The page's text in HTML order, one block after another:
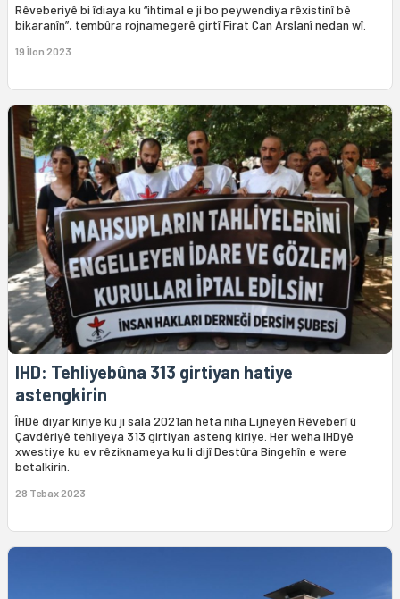
Rêveberiyê bi îdiaya ku “ihtimal e ji bo peywendiya rêxistinî bê
bikaranîn”, tembûra rojnamegerê girtî Firat Can Arslanî nedan wî.
19 Îlon 2023
IHD: Tehliyebûna 313 girtiyan hatiye
astengkirin
ÎHDê diyar kiriye ku ji sala 2021an heta niha Lijneyên Rêveberî û
Çavdêriyê tehliyeya 313 girtiyan asteng kiriye. Her weha IHDyê
xwestiye ku ev rêziknameya ku li dijî Destûra Bingehîn e were
betalkirin.
28 Tebax 2023